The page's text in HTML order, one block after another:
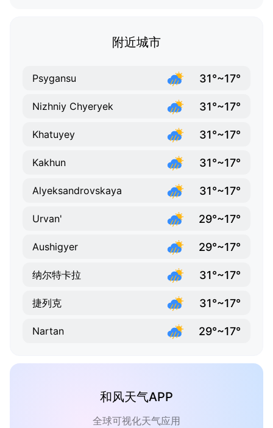
附近城市
Psygansu 31°~17°
Nizhniy Chyeryek 31°~17°
Khatuyey 31°~17°
Kakhun 31°~17°
Alyeksandrovskaya 31°~17°
Urvan' 29°~17°
Aushigyer 29°~17°
纳尔特卡拉 31°~17°
捷列克 31°~17°
Nartan 29°~17°
和风天气APP
全球可视化天气应用